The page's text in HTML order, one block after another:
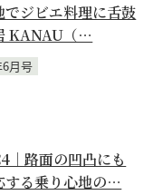
ジビエ料理に舌鼓
KANAU（…
月号
｜路面の凹凸にも
する乗り心地の…